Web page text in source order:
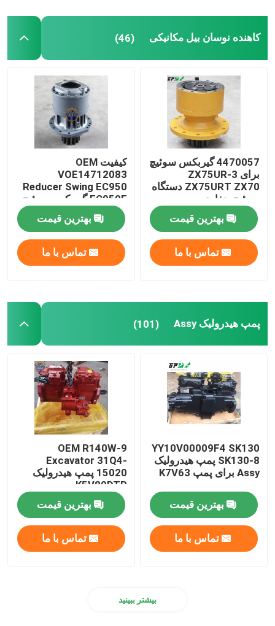
موتور محرک نهایی بیل مکانیکی
گیربکس مسافرتی بیل مکانیکی
کاهنده نوسان بیل مکانیکی
پمپ هیدرولیک Assy
قطعات موتور بیل مکانیکی
قطعات الکتریکی بیل مکانیکی
توربو شارژر بیل مکانیکی
Assy موتور دیزل
قطعات کابین بیل مکانیکی
کاهنده نوسان بیل مکانیکی (46)
4470057 گیربکس سوئیچ
برای ZX75UR-3
ZX75URT ZX70 دستگاه
سوئیچ حفاری
بهترین قیمت
تماس با ما
کیفیت OEM
VOE14712083
Reducer Swing EC950
EC950E گیربکس سوئیچ
ولوو
بهترین قیمت
تماس با ما
پمپ هیدرولیک Assy (101)
YY10V00009F4 SK130
SK130-8 پمپ هیدرولیک
Assy برای پمپ K7V63
بهترین قیمت
تماس با ما
OEM R140W-9
Excavator 31Q4-
15020 پمپ هیدرولیک
هیدرولیک اصلی
بهترین قیمت
تماس با ما
بیشتر ببینید